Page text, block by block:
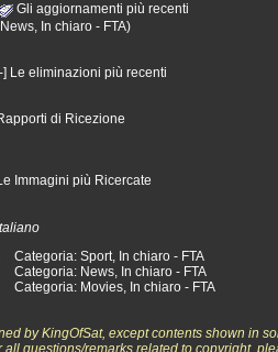
Gli aggiornamenti più recenti
In chiaro - FTA)
] Le eliminazioni più recenti
di Ricezione
Immagini più Ricercate
Categoria: Sport, In chiaro - FTA
Categoria: News, In chiaro - FTA
Categoria: Movies, In chiaro - FTA
by KingOfSat, except contents shown in
questions/remarks related to copyright,